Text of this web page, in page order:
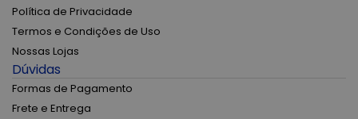
Política de Privacidade
Termos e Condições de Uso
Nossas Lojas
Dúvidas
Formas de Pagamento
Frete e Entrega